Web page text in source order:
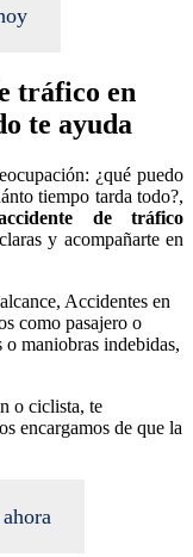
tráfico en
te ayuda
¿qué puedo
tiempo tarda todo?,
de tráfico
y acompañarte en
Accidentes en
como pasajero o
maniobras indebidas,
o ciclista, te
encargamos de que la